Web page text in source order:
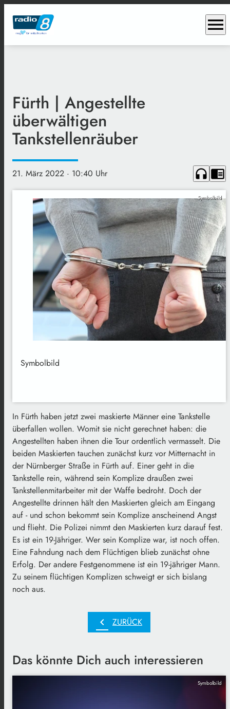
menu
Fürth | Angestellte
überwältigen
Tankstellenräuber
21. März 2022 · 10:40 Uhr headphones chrome_reader_mode
Symbolbild
Symbolbild
In Fürth haben jetzt zwei maskierte Männer eine Tankstelle
überfallen wollen. Womit sie nicht gerechnet haben: die
Angestellten haben ihnen die Tour ordentlich vermasselt. Die
beiden Maskierten tauchen zunächst kurz vor Mitternacht in
der Nürnberger Straße in Fürth auf. Einer geht in die
Tankstelle rein, während sein Komplize draußen zwei
Tankstellenmitarbeiter mit der Waffe bedroht. Doch der
Angestellte drinnen hält den Maskierten gleich am Eingang
auf - und schon bekommt sein Komplize anscheinend Angst
und flieht. Die Polizei nimmt den Maskierten kurz darauf fest.
Es ist ein 19-Jähriger. Wer sein Komplize war, ist noch offen.
Eine Fahndung nach dem Flüchtigen blieb zunächst ohne
Erfolg. Der andere Festgenommene ist ein 19-jähriger Mann.
Zu seinem flüchtigen Komplizen schweigt er sich bislang
noch aus.
chevron_left ZURÜCK
Das könnte Dich auch interessieren
Symbolbild